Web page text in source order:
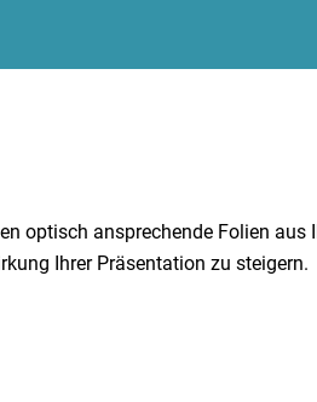
optisch ansprechende Folien aus
Ihrer Präsentation zu steigern.